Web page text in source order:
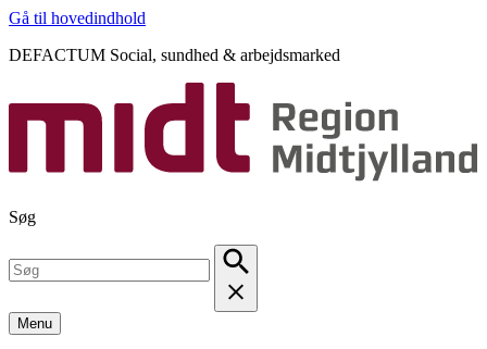
Gå til hovedindhold
DEFACTUM Social, sundhed & arbejdsmarked
Søg
Menu